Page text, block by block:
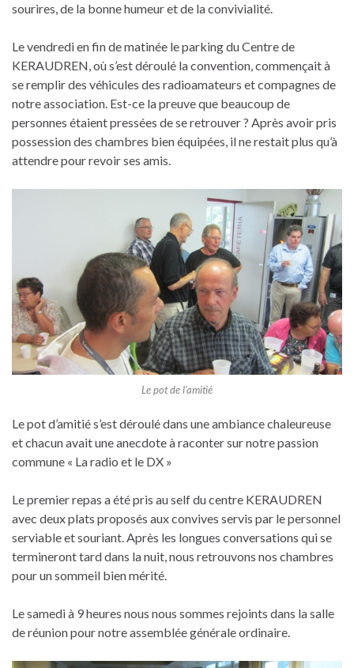
sourires, de la bonne humeur et de la convivialité.
Le vendredi en fin de matinée le parking du Centre de
KERAUDREN, où s’est déroulé la convention, commençait à
se remplir des véhicules des radioamateurs et compagnes de
notre association. Est-ce la preuve que beaucoup de
personnes étaient pressées de se retrouver ? Après avoir pris
possession des chambres bien équipées, il ne restait plus qu’à
attendre pour revoir ses amis.
Le pot de l’amitié
Le pot d’amitié s’est déroulé dans une ambiance chaleureuse
et chacun avait une anecdote à raconter sur notre passion
commune « La radio et le DX »
Le premier repas a été pris au self du centre KERAUDREN
avec deux plats proposés aux convives servis par le personnel
serviable et souriant. Après les longues conversations qui se
termineront tard dans la nuit, nous retrouvons nos chambres
pour un sommeil bien mérité.
Le samedi à 9 heures nous nous sommes rejoints dans la salle
de réunion pour notre assemblée générale ordinaire.